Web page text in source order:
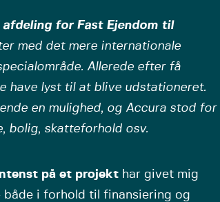
for Fast Ejendom til
med det mere internationale
Allerede efter få
have lyst til at blive udstationeret.
en mulighed, og Accura stod for
bolig, skatteforhold osv.
på et projekt har givet mig
i forhold til finansiering og